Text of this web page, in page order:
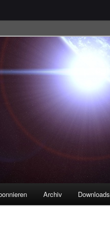
Archiv Downloads